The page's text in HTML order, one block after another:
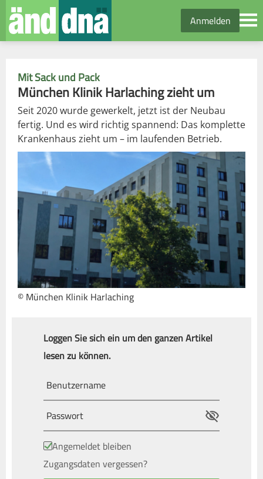
Anmelden
Mit Sack und Pack
München Klinik Harlaching zieht um
Seit 2020 wurde gewerkelt, jetzt ist der Neubau
fertig. Und es wird richtig spannend: Das komplette
Krankenhaus zieht um – im laufenden Betrieb.
© München Klinik Harlaching
Loggen Sie sich ein um den ganzen Artikel
lesen zu können.
Angemeldet bleiben
Zugangsdaten vergessen?